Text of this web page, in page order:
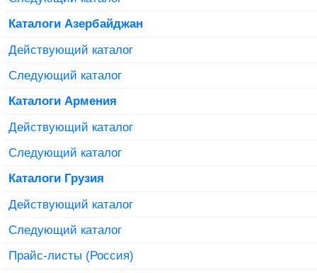
Каталоги Азербайджан
Действующий каталог
Следующий каталог
Каталоги Армения
Действующий каталог
Следующий каталог
Каталоги Грузия
Действующий каталог
Следующий каталог
Прайс-листы (Россия)